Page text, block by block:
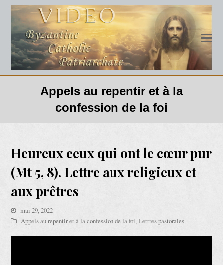
Appels au repentir et à la
confession de la foi
Heureux ceux qui ont le cœur pur
(Mt 5, 8). Lettre aux religieux et
aux prêtres
mai 29, 2022
Appels au repentir et à la confession de la foi,Lettres pastorales